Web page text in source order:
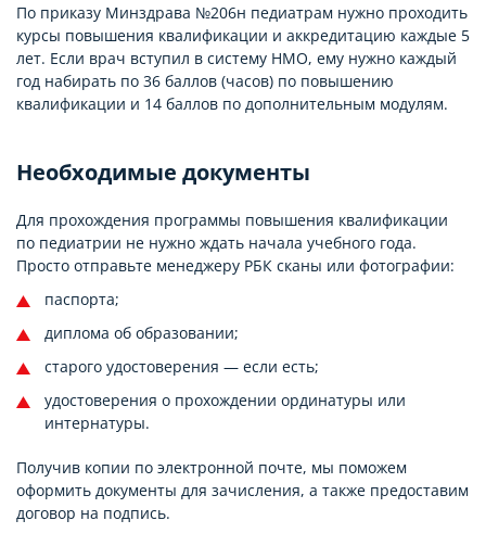
По приказу Минздрава №206н педиатрам нужно проходить
курсы повышения квалификации и аккредитацию каждые 5
лет. Если врач вступил в систему НМО, ему нужно каждый
год набирать по 36 баллов (часов) по повышению
квалификации и 14 баллов по дополнительным модулям.
Необходимые документы
Для прохождения программы повышения квалификации
по педиатрии не нужно ждать начала учебного года.
Просто отправьте менеджеру РБК сканы или фотографии:
паспорта;
диплома об образовании;
старого удостоверения — если есть;
удостоверения о прохождении ординатуры или
интернатуры.
Получив копии по электронной почте, мы поможем
оформить документы для зачисления, а также предоставим
договор на подпись.